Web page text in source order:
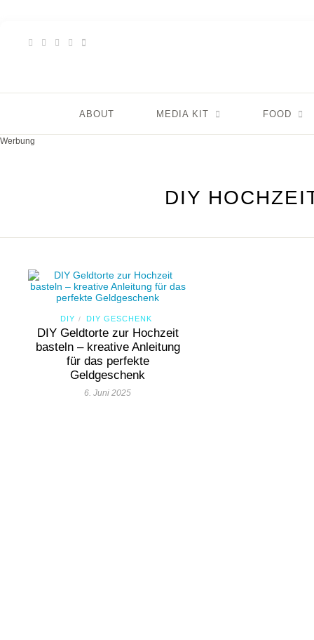
ABOUT MEDIA KIT FOOD
Werbung
DIY
DIY / DIY GESCHENK
DIY Geldtorte zur Hochzeit
basteln – kreative Anleitung
für das perfekte
Geldgeschenk
6. Juni 2025